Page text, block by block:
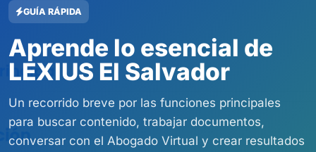
GUÍA RÁPIDA
Aprende lo esencial de
LEXIUS El Salvador
Un recorrido breve por las funciones principales
para buscar contenido, trabajar documentos,
conversar con el Abogado Virtual y crear resultados